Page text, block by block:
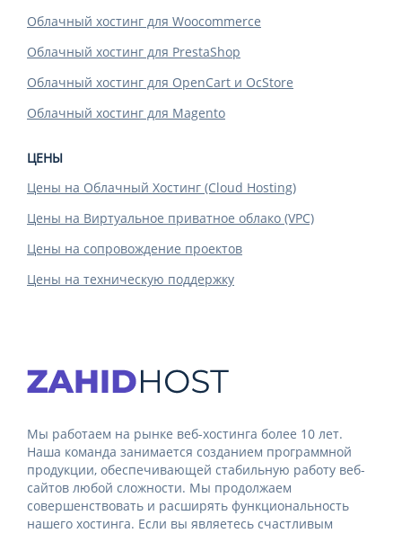
Облачный хостинг для Woocommerce
Облачный хостинг для PrestaShop
Облачный хостинг для OpenCart и OcStore
Облачный хостинг для Magento
ЦЕНЫ
Цены на Облачный Хостинг (Cloud Hosting)
Цены на Виртуальное приватное облако (VPC)
Цены на сопровождение проектов
Цены на техническую поддержку
Мы работаем на рынке веб-хостинга более 10 лет.
Наша команда занимается созданием программной
продукции, обеспечивающей стабильную работу веб-
сайтов любой сложности. Мы продолжаем
совершенствовать и расширять функциональность
нашего хостинга. Если вы являетесь счастливым